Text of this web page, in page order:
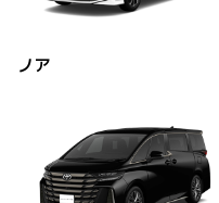
ノア